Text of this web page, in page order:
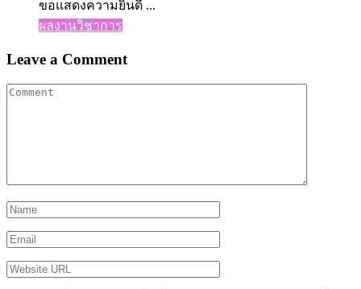
ขอแสดงความยินดี ...
ผลงานวิชาการ
Leave a Comment